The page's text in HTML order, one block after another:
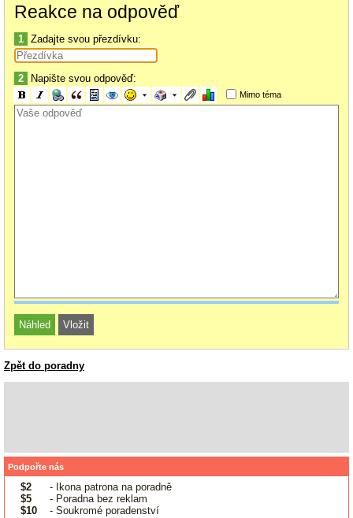
Reakce na odpověď
1 Zadajte svou přezdívku:
2 Napište svou odpověď:
Mimo téma
Zpět do poradny
Podpořte nás
$2
- Ikona patrona na poradně
$5
- Poradna bez reklam
$10
- Soukromé poradenství